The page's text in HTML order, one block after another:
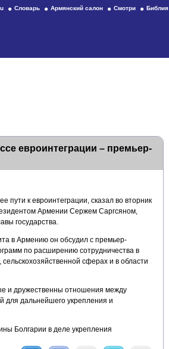
Словарь Армянский салон Смотри Библия
евроинтеграции – премьер-
пути к евроинтеграции, сказал во вторник
Армении Сержем Саргсяном,
государства.
в Армению он обсудил с премьер-
по расширению сотрудничества в
сельскохозяйственной сферах и в области
и дружественны отношения между
для дальнейшего укрепления и
Болгарии в деле укрепления